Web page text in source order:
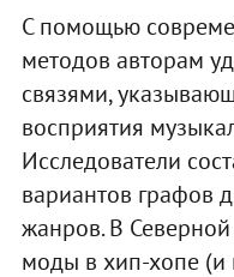
С помощью
методов авторам
связями,
восприятия
Исследователи
вариантов графов
жанров. В
моды в хип-хопе (и